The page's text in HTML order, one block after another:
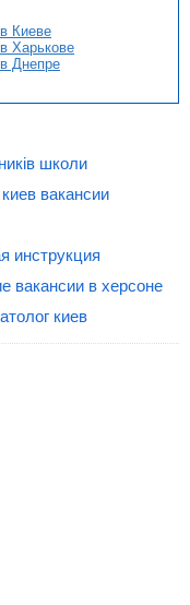
Киеве
Харькове
Днепре
школи
вакансии
инструкция
вакансии в херсоне
киев